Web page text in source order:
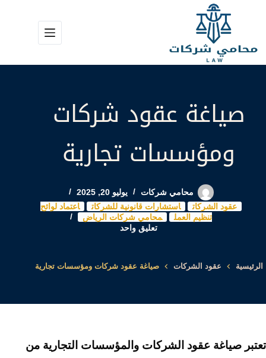
صياغة عقود شركات
ومؤسسات تجارية
محامي شركات
يوليو 20, 2025
عقود الشركات
استشارات قانونية للشركات
اعتماد لوائح
تنظيم العمل
محامي شركات الرياض
تعليق واحد
الرئيسية عقود الشركات صياغة عقود شركات ومؤسسات تجارية
تعتبر صياغة عقود الشركات والمؤسسات التجارية من